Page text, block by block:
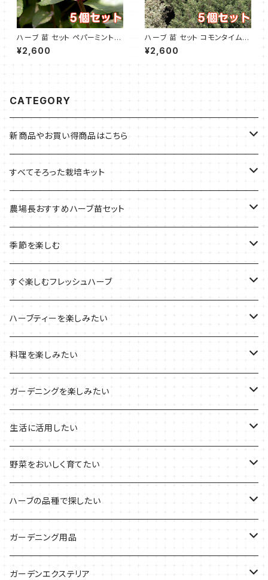
ハーブ 苗 セット ペパーミント 5
個
¥2,600
ハーブ 苗 セット コモンタイム 5
個
¥2,600
CATEGORY
新商品やお買い得商品はこちら
今イチオシの商品
季節のおすすめ商品
すべてそろった栽培キット
フェルトプランターの栽培キット
ルーツポーチの栽培キット
ブリキプランターの栽培キット
木製プランターの栽培キット
プラ製プランターの栽培キット
その他のプランターの栽培キット
農場長おすすめハーブ苗セット
農場長おすすめセット
おすすめの寄せ植え
季節を楽しむ
2022年のお正月
2022年の母の日
2021年の敬老の日
2021年のハロウィン
2021年のクリスマス
すぐ楽しむフレッシュハーブ
ハーブミックス
ハーブブーケ
フレッシュハーブ
ハーブティーを楽しみたい
ハーブティーの定番ハーブ
リラックスしたい時に
シャキッとしたい時に
デトックスに
気分で香りを楽しみたい
料理を楽しみたい
料理の定番ハーブ
イタリア料理に
魚料理に
BBQ・肉料理に
サラダに使いたい
秋植えで料理に
ガーデニングを楽しみたい
花を楽しみたい
カラーリーフ
ハーブガーデンづくりに
夏のハーブガーデンに
生活に活用したい
パーティーハーブ
インスタ映えハーブ
虫よけに使いたい
ハーブバスに
野菜をおいしく育てたい
トマトのコンパニオン
ジャガイモのコンパニオン
葉物野菜のコンパニオン
ハーブの品種で探したい
ミント・ハーブ苗
バジル・ハーブ苗
ガーデニング用品
その他
ガーデンエクステリア